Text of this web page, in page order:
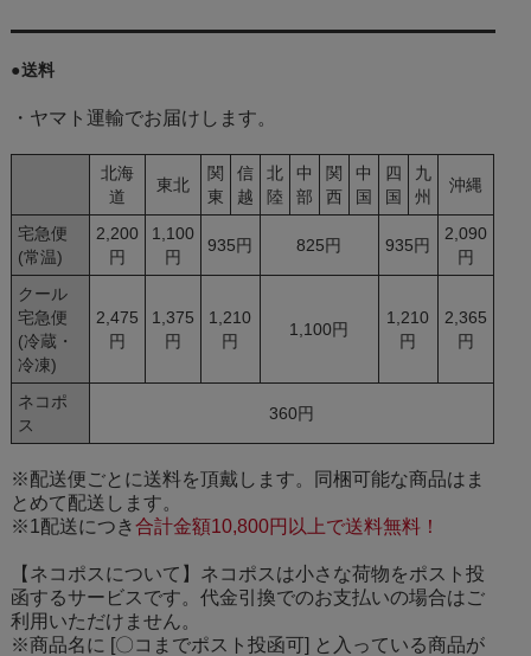
●送料
・ヤマト運輸でお届けします。
北海
道
東北
関
東
信
越
北
陸
中
部
関
西
中
国
四
国
九
州
沖縄
宅急便
(常温)
2,200
円
1,100
円
935円 825円 935円
2,090
円
クール
宅急便
(冷蔵・
冷凍)
2,475
円
1,375
円
1,210
円
1,100円
1,210
円
2,365
円
ネコポ
ス
360円
※配送便ごとに送料を頂戴します。同梱可能な商品はま
とめて配送します。
※1配送につき合計金額10,800円以上で送料無料！
【ネコポスについて】ネコポスは小さな荷物をポスト投
函するサービスです。代金引換でのお支払いの場合はご
利用いただけません。
※商品名に [〇コまでポスト投函可] と入っている商品が